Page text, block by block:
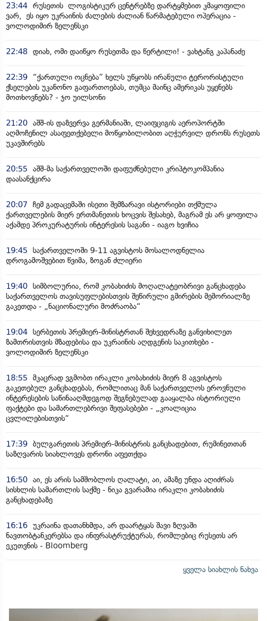
23:44 რუსეთის ლოგისტიკურ ცენტრებზე დარტყმებით კმაყოფილი
ვარ, ეს იყო უკრაინის ძალების ძალიან წარმატებული ოპერაცია -
ვოლოდიმირ ზელენსკი
22:48 დიახ, ომი დაიწყო რუსეთმა და წერტილი! - ვახტანგ კაპანაძე
22:39
“ქართული ოცნება” ხელს უწყობს ირანული ტერორისტული
ქსელების უკანონო გაფართოებას, თუმცა მაინც ამერიკას უყენებს
მოთხოვნებს? - ჯო უილსონი
21:20 აშშ-ის დაზვერვა გერმანიაში, ლაიფციგის აეროპორტში
აღმოჩენილ ასაფეთქებელი მოწყობილობით აღჭურვილ დრონს რუსეთს
უკავშირებს
20:55 აშშ-მა საქართველოში დაფუძნებული კრიპტოკომპანია
დაასანქცირა
20:07 ჩემ გადაცემაში ისეთი შემზარავი ისტორიები თქმულა
ქართველების მიერ ერთმანეთის ხოცვის შესახებ, მაგრამ ეს არ ყოფილა
აქამდე პროკურატურის ინტერესის საგანი - იაგო ხვიჩია
19:45 საქართველოში 9-11 აგვისტოს მოსალოდნელია
დროგამოშვებით წვიმა, ზოგან ძლიერი
19:40 სიმბოლურია, რომ კობახიძის მოღალატეობრივი განცხადება
საქართველოს თავისუფლებისთვის შეწირული გმირების მემორიალზე
გაკეთდა - „ნაციონალური მოძრაობა“
19:04 სერბეთის პრემიერ-მინისტრთან შეხვედრაზე განვიხილეთ
ზამთრისთვის მზადებისა და უკრაინის აღდგენის საკითხები -
ვოლოდიმირ ზელენსკი
18:55 მკაცრად ვგმობთ ირაკლი კობახიძის მიერ 8 აგვისტოს
გაკეთებულ განცხადებას, რომლითაც მან საქართველოს ეროვნული
ინტერესების საწინააღმდეგოდ შეგნებულად გააყალბა ისტორიული
ფაქტები და სამართლებრივი შეფასებები - „კოალიცია
ცვლილებისთვის“
17:39 ბულგარეთის პრემიერ-მინისტრის განცხადებით, რუმინეთთან
საზღვარის სიახლოვეს დრონი აფეთქდა
16:50 აი, ეს არის სამშობლოს ღალატი, აი, ამაზე უნდა აღიძრას
სისხლის სამართლის საქმე - ნიკა გვარამია ირაკლი კობახიძის
განცხადებაზე
16:16 უკრაინა დათანხმდა, არ დაარტყას შავი ზღვაში
ნავთობტანკერებსა და ინფრასტრუქტურას, რომლებიც რუსეთს არ
ეკუთვნის - Bloomberg
ყველა სიახლის ნახვა